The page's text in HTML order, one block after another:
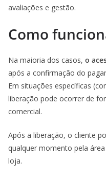
avaliações e gestão.
Como
Na maioria dos casos, o
após a confirmação do
Em situações específicas
liberação pode ocorrer de
comercial.
Após a liberação, o cliente
qualquer momento pela área
loja.